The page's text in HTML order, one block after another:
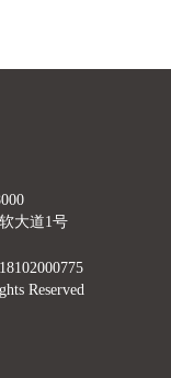
大道1号
Reserved